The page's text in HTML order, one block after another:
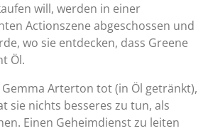
will, werden in einer
Actionszene abgeschossen und
wo sie entdecken, dass Greene
Öl.
Arterton tot (in Öl getränkt),
sie nichts besseres zu tun, als
Einen Geheimdienst zu leiten